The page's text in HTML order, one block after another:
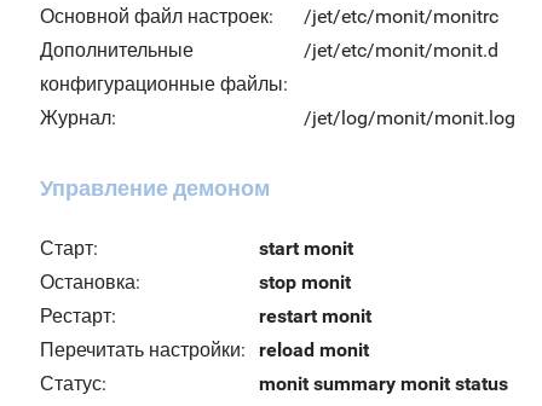
Основной файл настроек:
/jet/etc/monit/monitrc
Дополнительные
конфигурационные файлы:
/jet/etc/monit/monit.d
Журнал: /jet/log/monit/monit.log
Управление демоном
Старт:
start monit
Остановка:
stop monit
Рестарт:
restart monit
Перечитать настройки:
reload monit
Статус:
monit summary monit status